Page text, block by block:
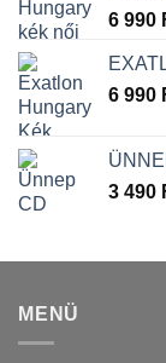
6 990
6 990
3 490
MENÜ